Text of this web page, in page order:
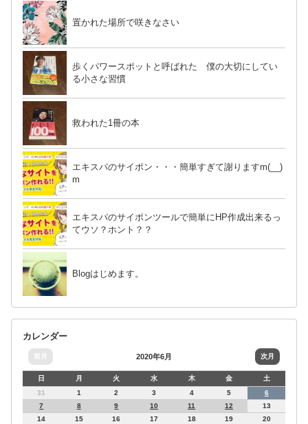
置かれた場所で咲きなさい
歩くパワースポットと呼ばれた 僕の大切にしてい
る小さな習慣
救われた1冊の本
エキスパのサイポン・・・簡単すぎて謝りますm(__)
m
エキスパのサイポンツールで簡単にHP作成出来るっ
てウソ？ホント？？
Blogはじめます。
カレンダー
2020年6月 次月
日 月 火 水 木 金
土
31
1 2 3 4 5
6
7
8 9 10 11 12
13
14
15 16 17 18 19
20